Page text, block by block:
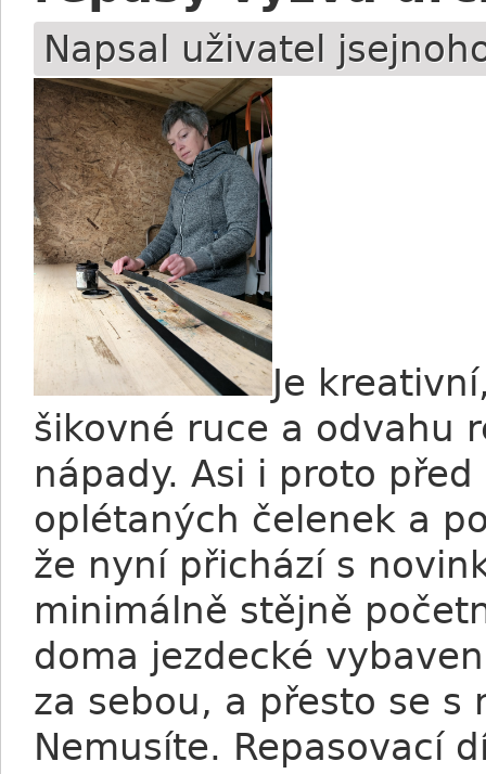
Napsal uživatel
Je
šikovné ruce a odvahu
nápady. Asi i proto
oplétaných čelenek a
že nyní přichází s
minimálně stějně
doma jezdecké
za sebou, a přesto se s
Nemusíte. Repasovací